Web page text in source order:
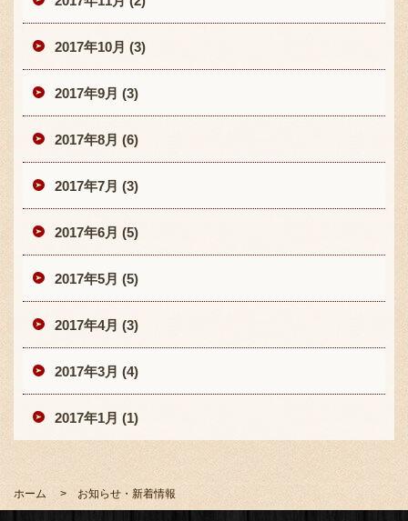
2017年10月 (3)
2017年9月 (3)
2017年8月 (6)
2017年7月 (3)
2017年6月 (5)
2017年5月 (5)
2017年4月 (3)
2017年3月 (4)
2017年1月 (1)
ホーム お知らせ・新着情報